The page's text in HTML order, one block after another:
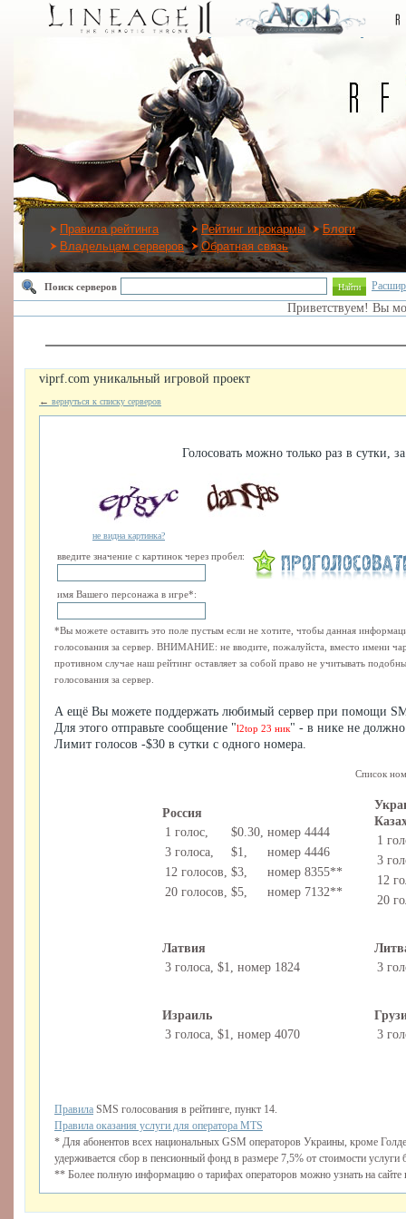
Правила рейтинга Рейтинг игрокармы
Блоги
Владельцам серверов
Обратная связь
Поиск серверов Найти
Приветствуем! Вы
viprf.com уникальный игровой проект
← вернуться к списку серверов
Голосовать можно только раз в сутки,
не видна картинка?
введите значение с картинок через пробел:
имя Вашего персонажа в игре*:
*Вы можете оставить это поле пустым если не хотите, чтобы данная
голосования за сервер. ВНИМАНИЕ: не вводите, пожалуйста, вместо имени
противном случае наш рейтинг оставляет за собой право не учитывать
голосования за сервер.
А ещё Вы можете поддержать любимый сервер при помощи
Для этого отправьте сообщение "l2top 23 ник" - в нике не должно
Лимит голосов -$30 в сутки с одного номера.
Список
Россия
1 голос,
$0.30, номер 4444
3 голоса,
$1,
номер 4446
12 голосов, $3,
номер 8355**
20 голосов, $5, номер 7132**
1
3
12
20
Латвия
3 голоса, $1, номер 1824
3
Израиль
3 голоса, $1, номер 4070
3
Правила SMS голосования в рейтинге, пункт 14.
Правила оказания услуги для оператора MTS
* Для абонентов всех национальных GSM операторов Украины, кроме
удерживается сбор в пенсионный фонд в размере 7,5% от стоимости услуги
** Более полную информацию о тарифах операторов можно узнать на